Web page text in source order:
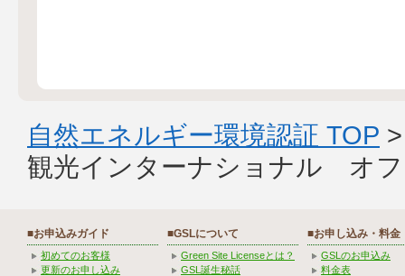
自然エネルギー環境認証 TOP
観光インターナショナル オ
■お申込みガイド
初めてのお客様
更新のお申し込み
■GSLについて
Green Site Licenseとは？
GSL誕生秘話
■お申し込み・料金
GSLのお申込み
料金表